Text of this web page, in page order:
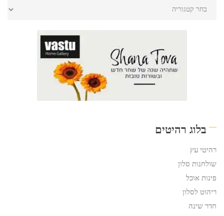
בלוג רהיטים
רהיטי עץ
שולחנות סלון
פינות אוכל
ריהוט לסלון
חדר שינה